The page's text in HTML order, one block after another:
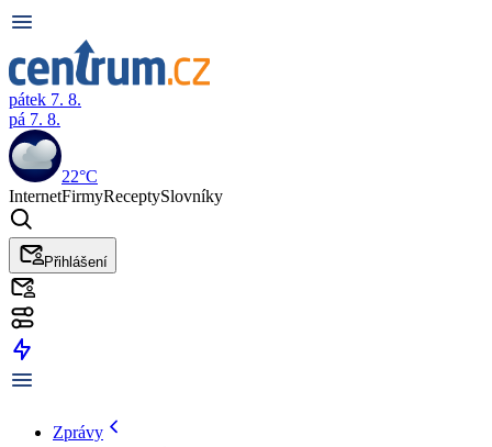
pátek 7. 8.
pá 7. 8.
22°C
InternetFirmyReceptySlovníky
Přihlášení
Zprávy